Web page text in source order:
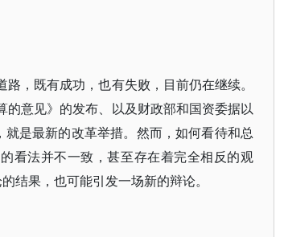
，既有成功，也有失败，目前仍在继续。
意见》的发布、以及财政部和国资委据以
是最新的改革举措。然而，如何看待和总
看法并不一致，甚至存在着完全相反的观
结果，也可能引发一场新的辩论。